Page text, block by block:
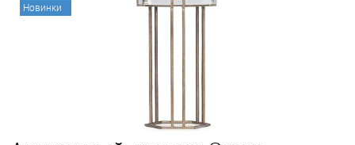
Новинки